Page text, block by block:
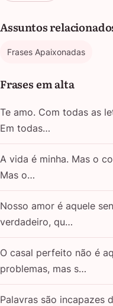
Assuntos
Frases Apaixonadas
Frases em alta
Te amo. Com todas as
Em todas…
A vida é minha. Mas o
Mas o…
Nosso amor é aquele
verdadeiro, qu…
O casal perfeito não é
problemas, mas s…
Palavras são incapazes